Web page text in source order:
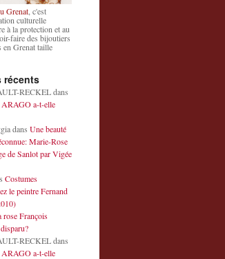
Grenat , c'est
culturelle
à la protection et au
faire des bijoutiers
en Grenat taille
récents
RECKELdans
a-t-elle
dans Une beauté
Marie-Rose
de Sanlot par Vigée
Costumes
le peintre Fernand
rose François
RECKELdans
a-t-elle